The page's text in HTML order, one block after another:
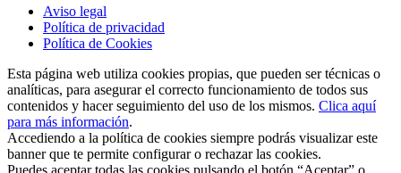
Aviso legal
Política de privacidad
Política de Cookies
Esta página web utiliza cookies propias, que pueden ser técnicas o
analíticas, para asegurar el correcto funcionamiento de todos sus
contenidos y hacer seguimiento del uso de los mismos. Clica aquí
para más información.
Accediendo a la política de cookies siempre podrás visualizar este
banner que te permite configurar o rechazar las cookies.